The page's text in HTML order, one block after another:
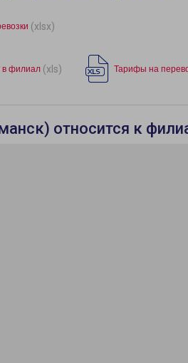
(xlsx)
в филиал (xls) Тарифы на
относится к